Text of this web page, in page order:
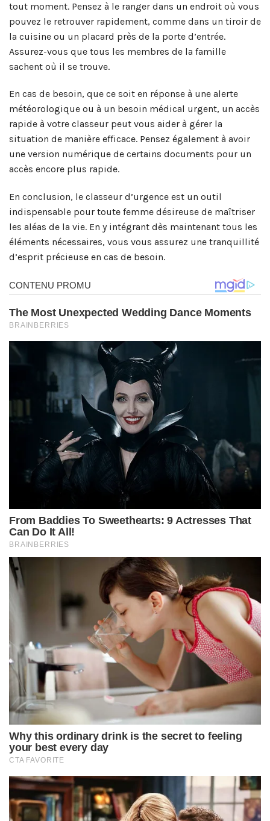
tout moment. Pensez à le ranger dans un endroit où vous
pouvez le retrouver rapidement, comme dans un tiroir de
la cuisine ou un placard près de la porte d’entrée.
Assurez-vous que tous les membres de la famille
sachent où il se trouve.
En cas de besoin, que ce soit en réponse à une alerte
météorologique ou à un besoin médical urgent, un accès
rapide à votre classeur peut vous aider à gérer la
situation de manière efficace. Pensez également à avoir
une version numérique de certains documents pour un
accès encore plus rapide.
En conclusion, le classeur d’urgence est un outil
indispensable pour toute femme désireuse de maîtriser
les aléas de la vie. En y intégrant dès maintenant tous les
éléments nécessaires, vous vous assurez une tranquillité
d’esprit précieuse en cas de besoin.